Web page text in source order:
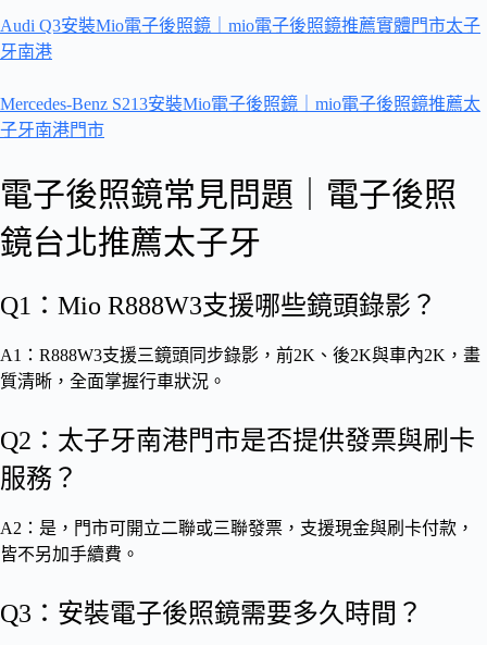
Audi Q3安裝Mio電子後照鏡｜mio電子後照鏡推薦實體門市太子
牙南港
Mercedes-Benz S213安裝Mio電子後照鏡｜mio電子後照鏡推薦太
子牙南港門市
電子後照鏡常見問題｜電子後照
鏡台北推薦太子牙
Q1：Mio R888W3支援哪些鏡頭錄影？
A1：R888W3支援三鏡頭同步錄影，前2K、後2K與車內2K，畫
質清晰，全面掌握行車狀況。
Q2：太子牙南港門市是否提供發票與刷卡
服務？
A2：是，門市可開立二聯或三聯發票，支援現金與刷卡付款，
皆不另加手續費。
Q3：安裝電子後照鏡需要多久時間？